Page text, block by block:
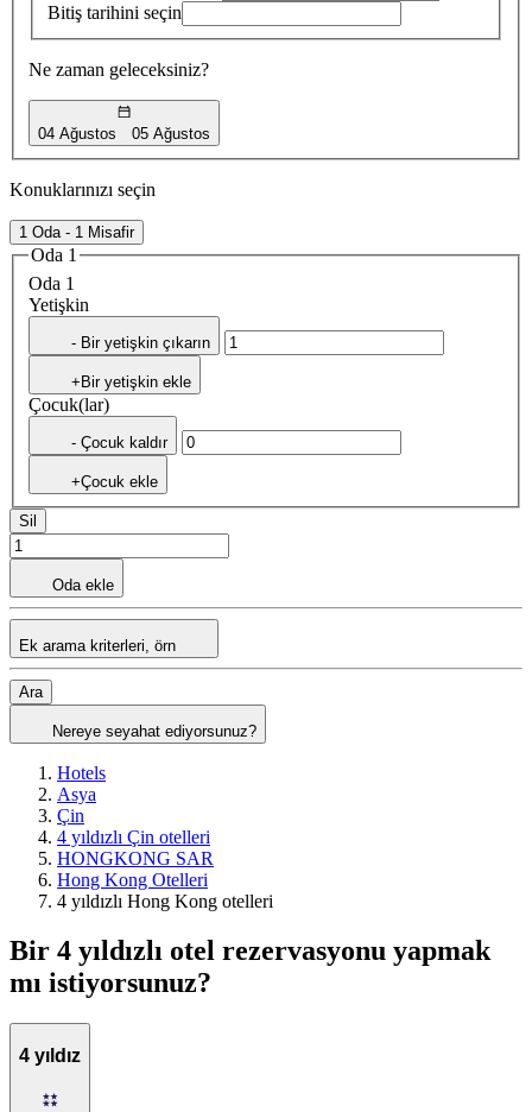
Bitiş tarihini seçin
Ne zaman geleceksiniz?
04 Ağustos 05 Ağustos
Konuklarınızı seçin
1 Oda - 1 Misafir
Oda 1
Oda 1
Yetişkin
- Bir yetişkin çıkarın
+Bir yetişkin ekle
Çocuk(lar)
- Çocuk kaldır
+Çocuk ekle
Sil
Oda ekle
Ek arama kriterleri, örn
Ara
Nereye seyahat ediyorsunuz?
Hotels
Asya
Çin
4 yıldızlı Çin otelleri
HONGKONG SAR
Hong Kong Otelleri
4 yıldızlı Hong Kong otelleri
Bir 4 yıldızlı otel rezervasyonu yapmak
mı istiyorsunuz?
4 yıldız